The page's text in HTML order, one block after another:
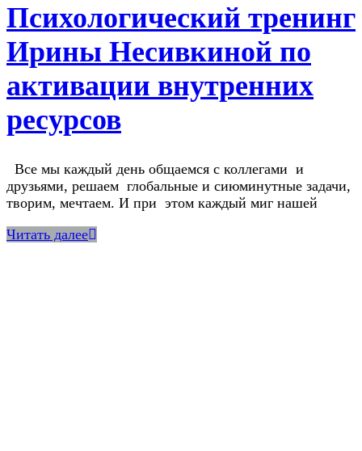
Психологический тренинг
Ирины Несивкиной по
активации внутренних
ресурсов
Все мы каждый день общаемся с коллегами и
друзьями, решаем глобальные и сиюминутные задачи,
творим, мечтаем. И при этом каждый миг нашей
Читать далее